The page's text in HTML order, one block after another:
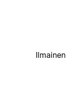
Ilmainen